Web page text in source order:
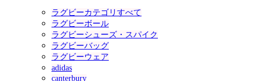
ラグビーカテゴリすべて
ラグビーボール
ラグビーシューズ・スパイク
ラグビーバッグ
ラグビーウェア
adidas
canterbury